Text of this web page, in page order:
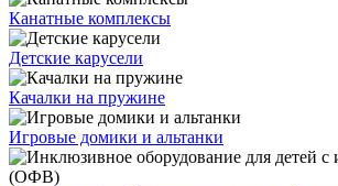
Канатные комплексы
Детские карусели
Качалки на пружине
Игровые домики и альтанки